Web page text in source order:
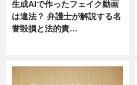
生成AIで作ったフェイク動画
は違法？ 弁護士が解説する名
誉毀損と法的責…